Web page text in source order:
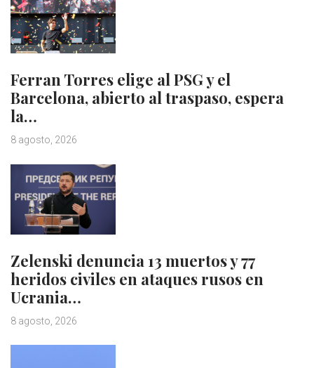
Ferran Torres elige al PSG y el
Barcelona, abierto al traspaso, espera
la…
8 agosto, 2026
Zelenski denuncia 13 muertos y 77
heridos civiles en ataques rusos en
Ucrania…
8 agosto, 2026